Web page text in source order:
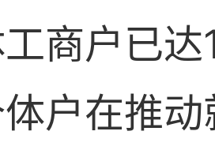
商户已
户在推